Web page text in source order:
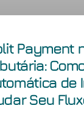
Payment
de
Seu